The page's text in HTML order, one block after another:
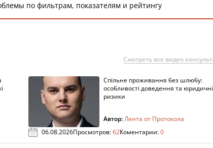
по фильтрам, показателям и рейтингу
Смотреть все видео
Спільне проживання без шлюбу:
особливості доведення та юридичні
ризики
Автор:Лента от Протокола
06.08.2026Просмотров:62Коментарии:0